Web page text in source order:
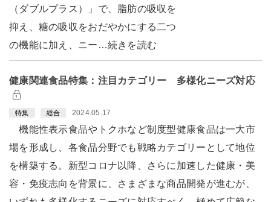
（ダブルプラス）」で、脂肪の吸収を
抑え、糖の吸収をおだやかにする二つ
の機能に加え、ニー…続きを読む
健康関連食品特集：注目カテゴリー 多様化ニーズ対応
特集 総合 2024.05.17
機能性表示食品やトクホなど制度型健康食品は一大市
場を形成し、各食品分野でも戦略カテゴリーとして地位
を構築する。新型コロナ以降、さらに加速した健康・美
容・免疫志向を背景に、さまざまな商品開発が進むが、